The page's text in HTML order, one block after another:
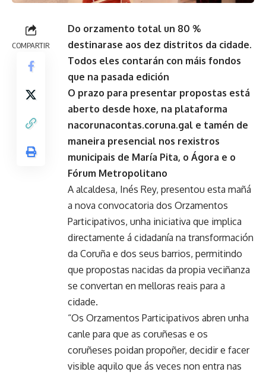
COMPARTIR
Do orzamento total un 80 %
destinarase aos dez distritos da cidade.
Todos eles contarán con máis fondos
que na pasada edición
O prazo para presentar propostas está
aberto desde hoxe, na plataforma
nacorunacontas.coruna.gal e tamén de
maneira presencial nos rexistros
municipais de María Pita, o Ágora e o
Fórum Metropolitano
A alcaldesa, Inés Rey, presentou esta mañá
a nova convocatoria dos Orzamentos
Participativos, unha iniciativa que implica
directamente á cidadanía na transformación
da Coruña e dos seus barrios, permitindo
que propostas nacidas da propia veciñanza
se convertan en melloras reais para a
cidade.
“Os Orzamentos Participativos abren unha
canle para que as coruñesas e os
coruñeses poidan propoñer, decidir e facer
visible aquilo que ás veces non entra nas